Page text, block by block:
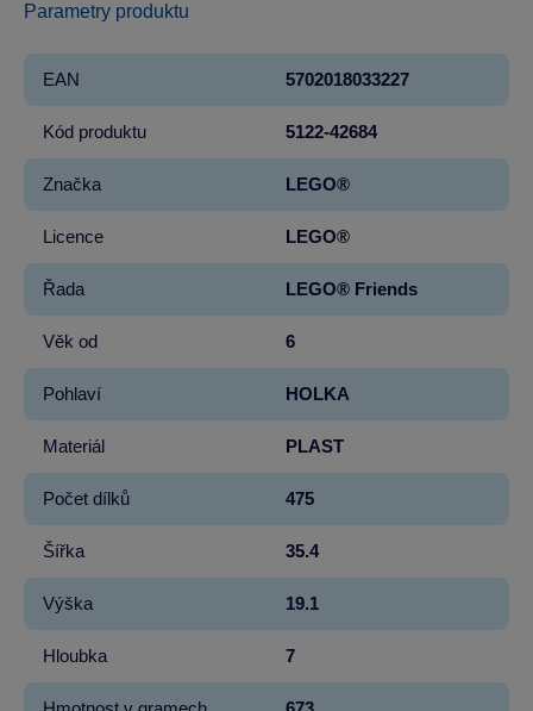
Parametry produktu
EAN 5702018033227
Kód produktu 5122-42684
Značka LEGO®
Licence LEGO®
Řada LEGO® Friends
Věk od 6
Pohlaví HOLKA
Materiál PLAST
Počet dílků 475
Šířka 35.4
Výška 19.1
Hloubka 7